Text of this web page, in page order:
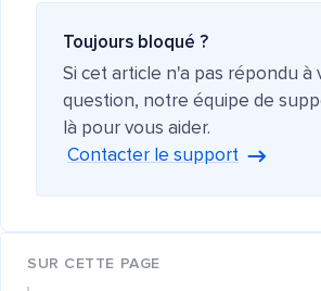
Toujours bloqué ?
Si cet article n'a pas répondu à
question, notre équipe de
là pour vous aider.
Contacter le support
SUR CETTE PAGE